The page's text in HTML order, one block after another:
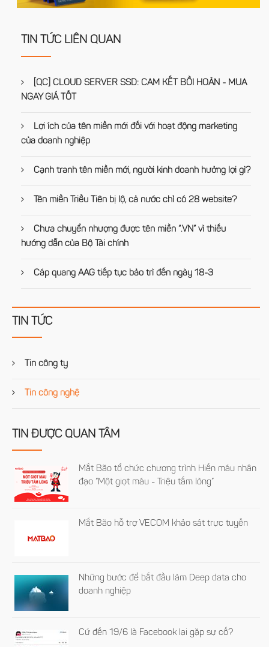
TIN TỨC LIÊN QUAN
[QC] CLOUD SERVER SSD: CAM KẾT BỒI HOÀN - MUA
NGAY GIÁ TỐT
Lợi ích của tên miền mới đối với hoạt động marketing
của doanh nghiệp
Cạnh tranh tên miền mới, người kinh doanh hưởng lợi gì?
Tên miền Triều Tiên bị lộ, cả nước chỉ có 28 website?
Chưa chuyển nhượng được tên miền “.VN” vì thiếu
hướng dẫn của Bộ Tài chính
Cáp quang AAG tiếp tục bảo trì đến ngày 18-3
TIN TỨC
Tin công ty
Tin công nghệ
TIN ĐƯỢC QUAN TÂM
Mắt Bão tổ chức chương trình Hiến máu nhân
đạo “Một giọt máu - Triệu tấm lòng”
Mắt Bão hỗ trợ VECOM khảo sát trực tuyến
Những bước để bắt đầu làm Deep data cho
doanh nghiệp
Cứ đến 19/6 là Facebook lại gặp sự cố?